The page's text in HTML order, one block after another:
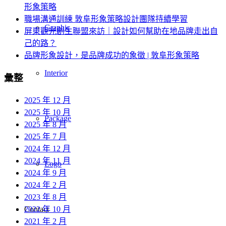
Graphic
Interior
Package
Logo
Contact
形象策略
職場溝通訓練 敦阜形象策略設計團隊持續學習
屏東觀光創生聯盟來訪｜設計如何幫助在地品牌走出自
己的路？
品牌形象設計，是品牌成功的象徵 | 敦阜形象策略
彙整
2025 年 12 月
2025 年 10 月
2025 年 8 月
2025 年 7 月
2024 年 12 月
2024 年 11 月
2024 年 9 月
2024 年 2 月
2023 年 8 月
2022 年 10 月
2021 年 2 月